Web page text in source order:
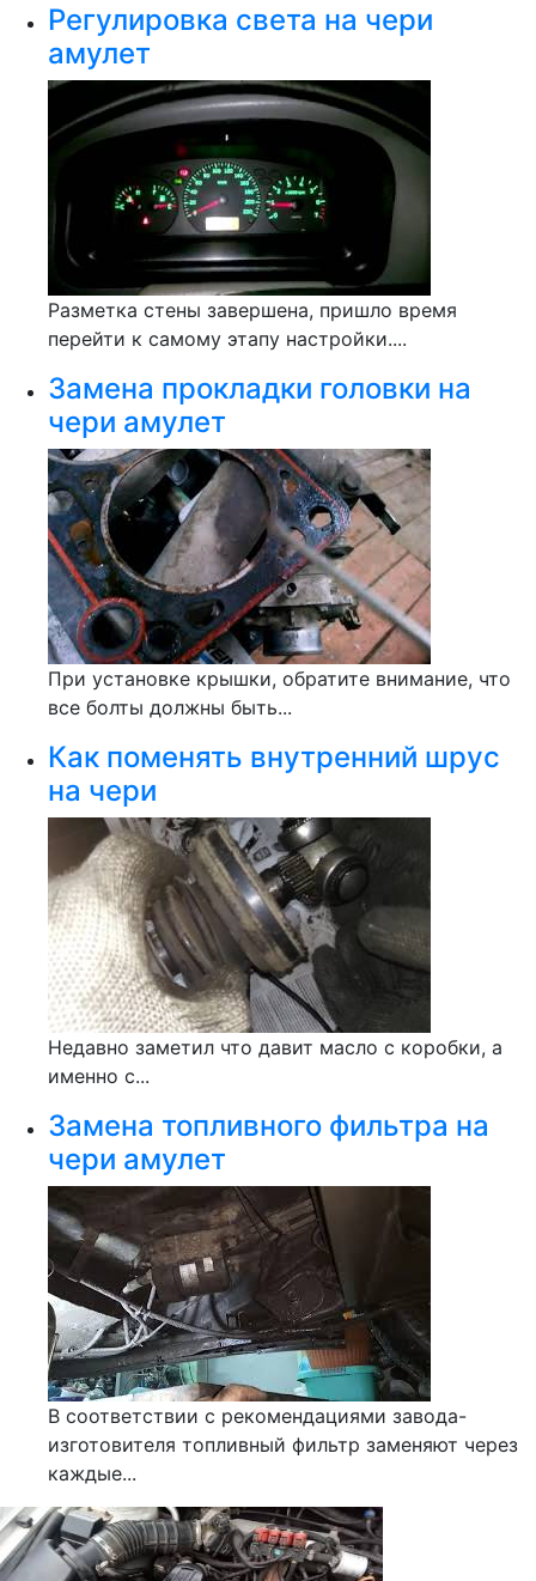
Регулировка света на чери
амулет
Разметка стены завершена, пришло время
перейти к самому этапу настройки....
Замена прокладки головки на
чери амулет
При установке крышки, обратите внимание, что
все болты должны быть...
Как поменять внутренний шрус
на чери
Недавно заметил что давит масло с коробки, а
именно с...
Замена топливного фильтра на
чери амулет
В соответствии с рекомендациями завода-
изготовителя топливный фильтр заменяют через
каждые...